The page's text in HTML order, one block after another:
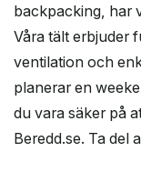
backpacking, har
Våra tält erbjuder
ventilation och
planerar en
du vara säker på
Beredd.se. Ta del